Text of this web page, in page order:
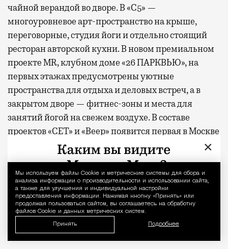
Уведомление
Мы используем файлы Сookie и метрические системы для сбора и
анализа информации о производительности и использовании сайта,
а также для улучшения и индивидуальной настройки
предоставления информации. Нажимая кнопку «Принять» или
продолжая пользоваться сайтом, вы соглашаетесь на обработку
файлов Cookie и данных метрических систем.
Принять Подробнее
чайной верандой во дворе. В «С5» —
многоуровневое арт-пространство на крыше,
переговорные, студия йоги и отдельно стоящий
ресторан авторской кухни. В новом премиальном
проекте MR, клубном доме «26 ПАРКВЬЮ», на
первых этажах предусмотрены уютные
пространства для отдыха и деловых встреч, а в
закрытом дворе — фитнес-зоны и места для
занятий йогой на свежем воздухе. В составе
проектов «СЕТ» и «Веер»появитсяпервая в Москве
экотропа, встроенная в состав жилых комплексов,
гастрокластер, состоящий из восьми ресторанов и
20 фуд-корнеров, а также спортивный комплекс с
бассейном.
* По данным опроса MR Analytics
** Заглавное фото — парк «Дубки»
×